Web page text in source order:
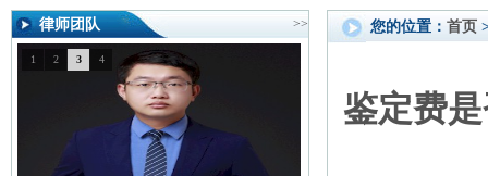
律师团队 >>
1 2 3 4
您的位置： 首页
鉴定费